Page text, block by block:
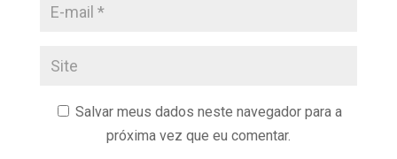
Salvar meus dados neste navegador para a
próxima vez que eu comentar.